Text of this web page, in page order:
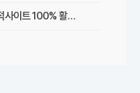
초보도 뚝딱! 자동차보험료비교견적사이트 100% 활용 꿀팁